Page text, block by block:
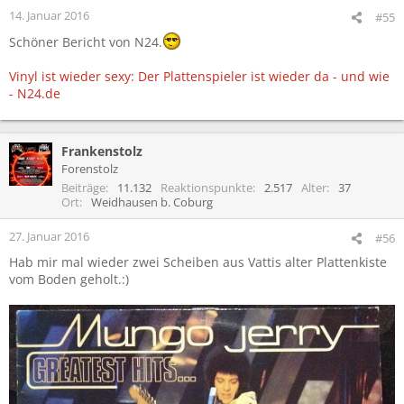
14. Januar 2016 #55
Schöner Bericht von N24.
Vinyl ist wieder sexy: Der Plattenspieler ist wieder da - und wie
- N24.de
Frankenstolz
Forenstolz
Beiträge
11.132 Reaktionspunkte 2.517 Alter
37
Ort
Weidhausen b. Coburg
27. Januar 2016 #56
Hab mir mal wieder zwei Scheiben aus Vattis alter Plattenkiste
vom Boden geholt.:)